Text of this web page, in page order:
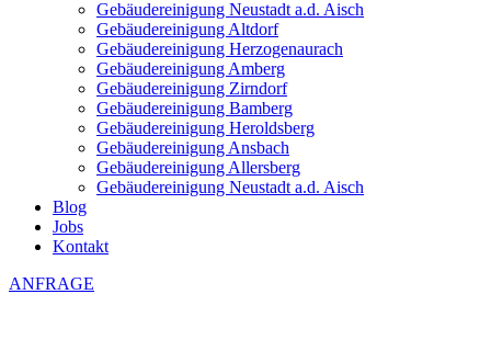
Gebäudereinigung Neustadt a.d. Aisch
Gebäudereinigung Altdorf
Gebäudereinigung Herzogenaurach
Gebäudereinigung Amberg
Gebäudereinigung Zirndorf
Gebäudereinigung Bamberg
Gebäudereinigung Heroldsberg
Gebäudereinigung Ansbach
Gebäudereinigung Allersberg
Gebäudereinigung Neustadt a.d. Aisch
Blog
Jobs
Kontakt
ANFRAGE